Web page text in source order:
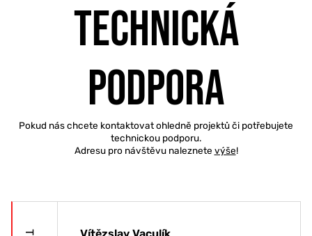
Technická
podpora
Pokud nás chcete kontaktovat ohledně projektů či potřebujete
technickou podporu.
Adresu pro návštěvu naleznete výše!